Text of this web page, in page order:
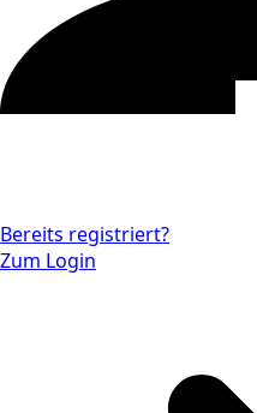
Bereits registriert?
Zum Login